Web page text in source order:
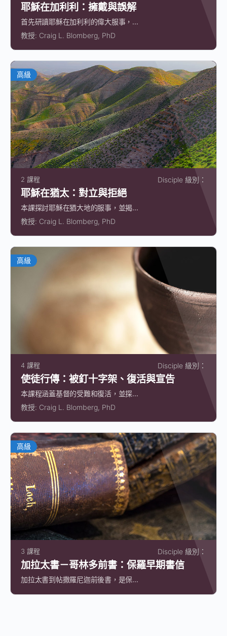
耶穌在加利利：擁戴與誤解
首先研讀耶穌在加利利的偉大服事，...
教授: Craig L. Blomberg, PhD
高級
2 課程 Disciple 級別：
耶穌在猶太：對立與拒絕
本課探討耶穌在猶大地的服事，並揭...
教授: Craig L. Blomberg, PhD
高級
4 課程 Disciple 級別：
使徒行傳：被釘十字架、復活與宣告
本課程涵蓋基督的受難和復活，並探...
教授: Craig L. Blomberg, PhD
高級
3 課程 Disciple 級別：
加拉太書－哥林多前書：保羅早期書信
加拉太書到帖撒羅尼迦前後書，是保...